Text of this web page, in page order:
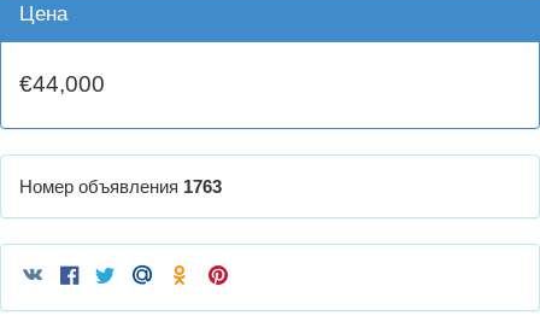
Цена
€44,000
Номер объявления 1763